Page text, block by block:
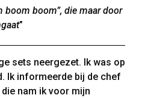
boom boom”, die maar door
”
sets neergezet. Ik was op
Ik informeerde bij de chef
nam ik voor mijn